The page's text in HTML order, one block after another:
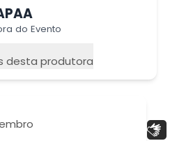
do Evento
desta produtora